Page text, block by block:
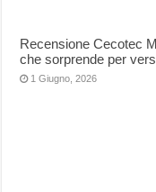
Recensione Cecotec
che sorprende per
1 Giugno, 2026